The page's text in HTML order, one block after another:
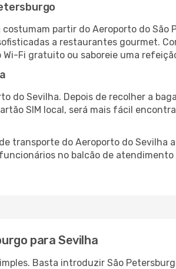
costumam partir do Aeroporto do
a restaurantes gourmet.
Fi gratuito ou saboreie uma
do Sevilha. Depois de recolher a
SIM local, será mais fácil
transporte do Aeroporto do
no balcão de
para Sevilha
Basta introduzir São